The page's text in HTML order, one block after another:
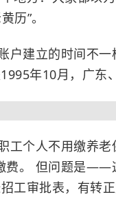
历”。
户建立的时间不
年10月，广东
工个人不用缴养老
费。 但问题是——
工审批表，有转